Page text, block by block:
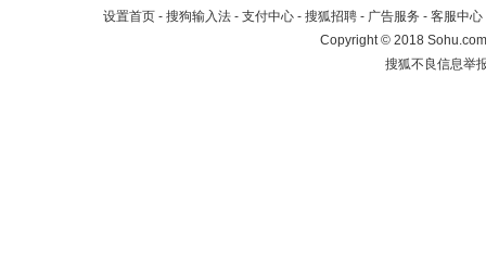
设置首页 - 搜狗输入法 - 支付中心 - 搜狐招聘 - 广告服务 - 客服中心
Copyright©2018
搜狐不良信息举